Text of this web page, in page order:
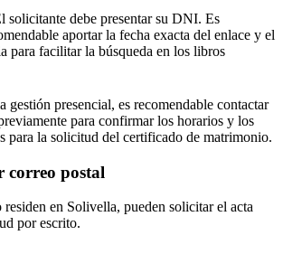
solicitante debe presentar su DNI. Es
aportar la fecha exacta del enlace y el
para facilitar la búsqueda en los libros
gestión presencial, es recomendable contactar
para confirmar los horarios y los
para la solicitud del certificado de matrimonio.
correo postal
residen en Solivella, pueden solicitar el acta
por escrito.